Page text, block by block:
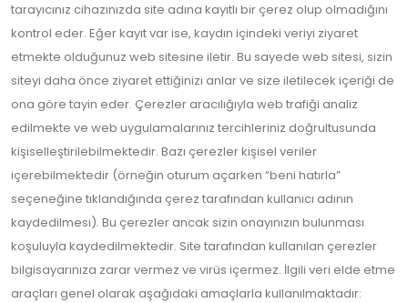
tarayıcınız cihazınızda site adına kayıtlı bir çerez olup olmadığını
kontrol eder. Eğer kayıt var ise, kaydın içindeki veriyi ziyaret
etmekte olduğunuz web sitesine iletir. Bu sayede web sitesi, sizin
siteyi daha önce ziyaret ettiğinizi anlar ve size iletilecek içeriği de
ona göre tayin eder. Çerezler aracılığıyla web trafiği analiz
edilmekte ve web uygulamalarınız tercihleriniz doğrultusunda
kişiselleştirilebilmektedir. Bazı çerezler kişisel veriler
içerebilmektedir (örneğin oturum açarken “beni hatırla”
seçeneğine tıklandığında çerez tarafından kullanıcı adının
kaydedilmesi). Bu çerezler ancak sizin onayınızın bulunması
koşuluyla kaydedilmektedir. Site tarafından kullanılan çerezler
bilgisayarınıza zarar vermez ve virüs içermez. İlgili veri elde etme
araçları genel olarak aşağıdaki amaçlarla kullanılmaktadır: